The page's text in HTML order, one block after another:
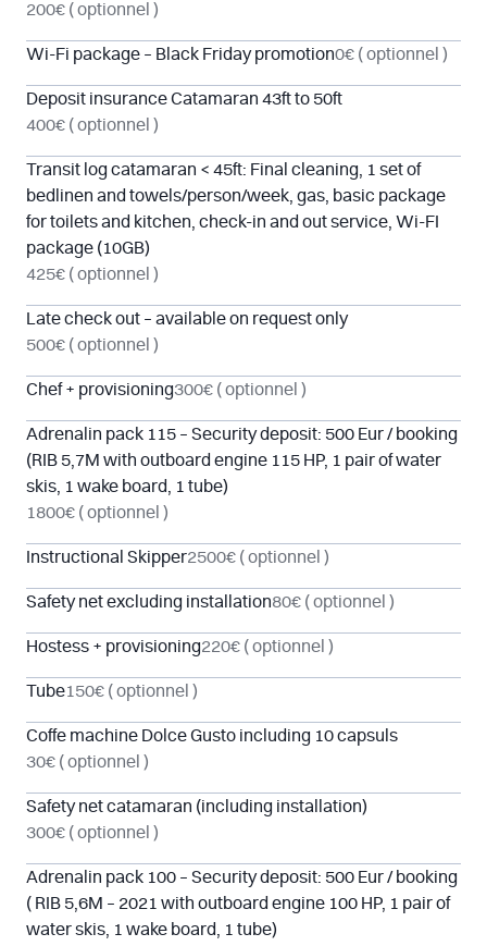
200€ ( optionnel )
Wi-Fi package – Black Friday promotion0€ ( optionnel )
Deposit insurance Catamaran 43ft to 50ft
400€ ( optionnel )
Transit log catamaran < 45ft: Final cleaning, 1 set of
bedlinen and towels/person/week, gas, basic package
for toilets and kitchen, check-in and out service, Wi-FI
package (10GB)
425€ ( optionnel )
Late check out – available on request only
500€ ( optionnel )
Chef + provisioning300€ ( optionnel )
Adrenalin pack 115 – Security deposit: 500 Eur / booking
(RIB 5,7M with outboard engine 115 HP, 1 pair of water
skis, 1 wake board, 1 tube)
1800€ ( optionnel )
Instructional Skipper2500€ ( optionnel )
Safety net excluding installation80€ ( optionnel )
Hostess + provisioning220€ ( optionnel )
Tube150€ ( optionnel )
Coffe machine Dolce Gusto including 10 capsuls
30€ ( optionnel )
Safety net catamaran (including installation)
300€ ( optionnel )
Adrenalin pack 100 – Security deposit: 500 Eur / booking
( RIB 5,6M – 2021 with outboard engine 100 HP, 1 pair of
water skis, 1 wake board, 1 tube)